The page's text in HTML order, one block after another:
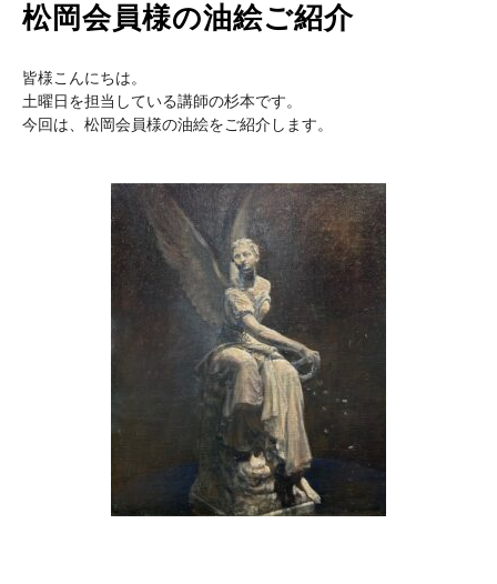
松岡会員様の油絵ご紹介
皆様こんにちは。
土曜日を担当している講師の杉本です。
今回は、松岡会員様の油絵をご紹介します。